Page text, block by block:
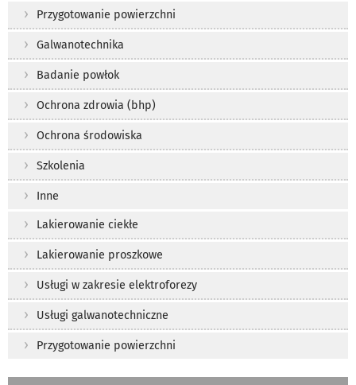
Przygotowanie powierzchni
Galwanotechnika
Badanie powłok
Ochrona zdrowia (bhp)
Ochrona środowiska
Szkolenia
Inne
Lakierowanie ciekłe
Lakierowanie proszkowe
Usługi w zakresie elektroforezy
Usługi galwanotechniczne
Przygotowanie powierzchni